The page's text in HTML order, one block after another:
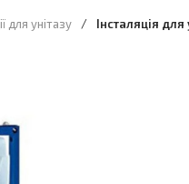
для унітазу / Інсталяція